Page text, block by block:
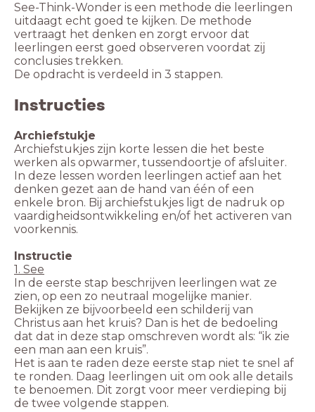
See-Think-Wonder is een methode die leerlingen
uitdaagt echt goed te kijken. De methode
vertraagt het denken en zorgt ervoor dat
leerlingen eerst goed observeren voordat zij
conclusies trekken.
De opdracht is verdeeld in 3 stappen.
Instructies
Archiefstukje
Archiefstukjes zijn korte lessen die het beste
werken als opwarmer, tussendoortje of afsluiter.
In deze lessen worden leerlingen actief aan het
denken gezet aan de hand van één of een
enkele bron. Bij archiefstukjes ligt de nadruk op
vaardigheidsontwikkeling en/of het activeren van
voorkennis.
Instructie
In de eerste stap beschrijven leerlingen wat ze
zien, op een zo neutraal mogelijke manier.
Bekijken ze bijvoorbeeld een schilderij van
Christus aan het kruis? Dan is het de bedoeling
dat dat in deze stap omschreven wordt als: “ik zie
Het is aan te raden deze eerste stap niet te snel af
te ronden. Daag leerlingen uit om ook alle details
te benoemen. Dit zorgt voor meer verdieping bij